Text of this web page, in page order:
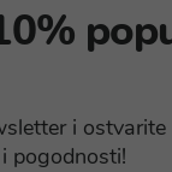
i
pogodnosti!